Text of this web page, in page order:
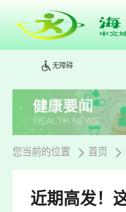
无障碍
您当前的位置 首页
近期高发！